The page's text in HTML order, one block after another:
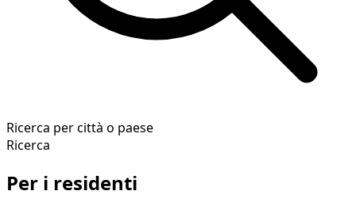
Ricerca per città o paese
Ricerca
Per i residenti